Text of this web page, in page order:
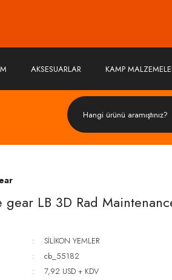
AKSESUARLAR KAMP
gear LB 3D Rad
SİLİKON YEMLER
cb_55182
7,92 USD + KDV